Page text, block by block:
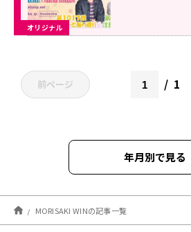
オリジナル
前ページ 1
年月別で見る
2022年04月
MORISAKI WINの記事一覧